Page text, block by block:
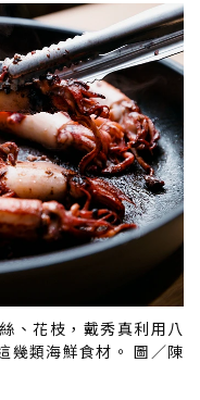
、花枝，戴秀真利用八
幾類海鮮食材。 圖／陳